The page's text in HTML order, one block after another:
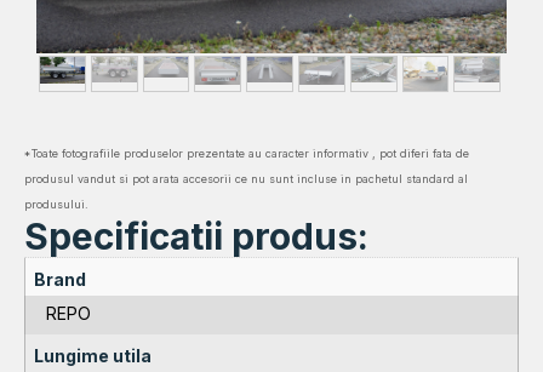
*Toate fotografiile produselor prezentate au caracter informativ , pot diferi fata de
produsul vandut si pot arata accesorii ce nu sunt incluse in pachetul standard al
produsului.
Specificatii produs:
Brand
REPO
Lungime utila